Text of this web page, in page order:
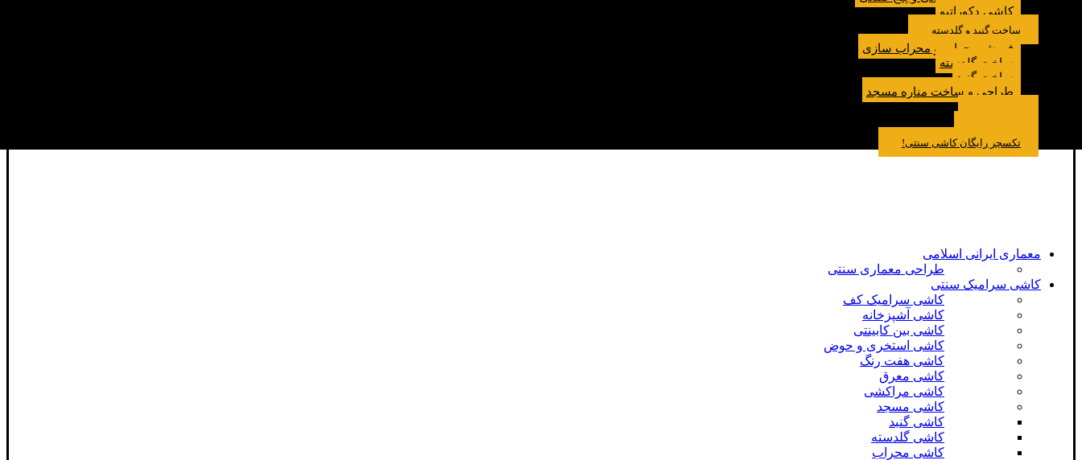
کاشی دکوراتیو
ساخت گنبد و گلدسته
فروش محراب و محراب سازی
ساخت گلدسته
ساخت گنبد
طراحی و ساخت مناره مسجد
تکسچر رایگان کاشی سنتی!
معماری ایرانی اسلامی
طراحی معماری سنتی
کاشی سرامیک سنتی
کاشی سرامیک کف
کاشی آشپزخانه
کاشی بین کابینتی
کاشی استخری و حوض
کاشی هفت رنگ
کاشی معرق
کاشی مراکشی
کاشی مسجد
کاشی گنبد
کاشی گلدسته
کاشی محراب